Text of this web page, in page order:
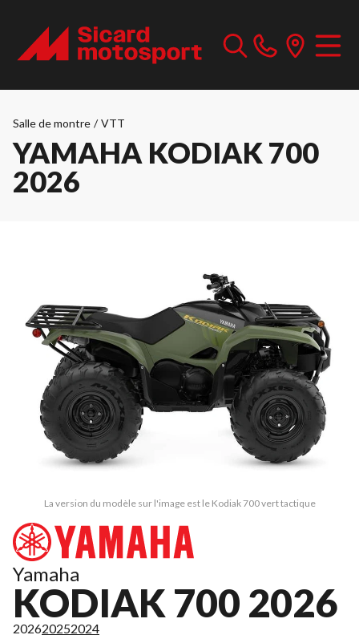
Salle de montre / VTT
YAMAHA KODIAK 700
2026
La version du modèle sur l'image est le Kodiak 700 vert tactique
Yamaha
KODIAK 700 2026
202620252024